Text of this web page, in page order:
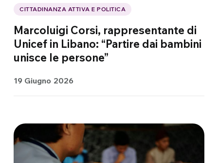
CITTADINANZA ATTIVA E POLITICA
Marcoluigi Corsi, rappresentante di
Unicef in Libano: “Partire dai bambini
unisce le persone”
19 Giugno 2026